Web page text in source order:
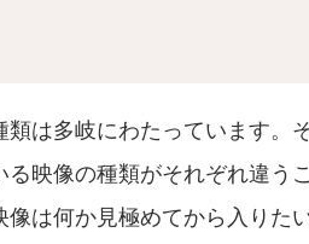
は多岐にわたっています。
映像の種類がそれぞれ違う
は何か見極めてから入りた